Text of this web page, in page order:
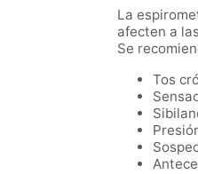
La
afecten a
Se
Tos